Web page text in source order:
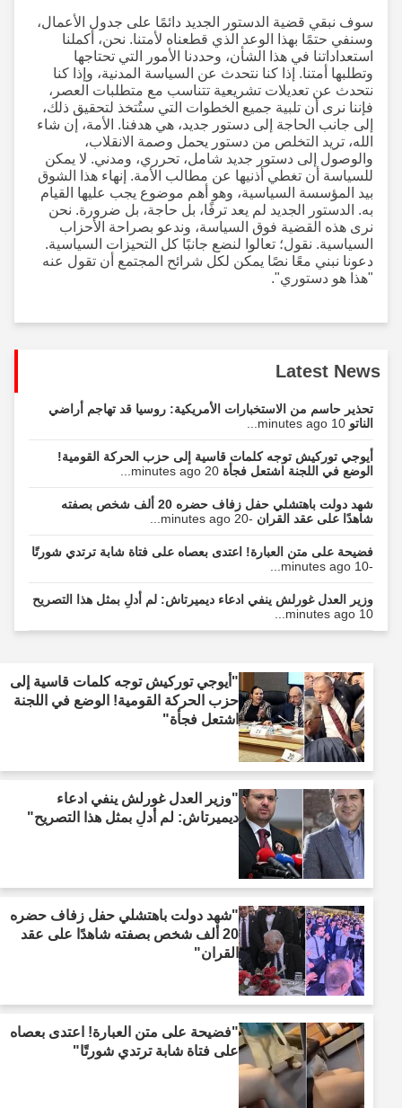
سوف نبقي قضية الدستور الجديد دائمًا على جدول الأعمال،
وسنفي حتمًا بهذا الوعد الذي قطعناه لأمتنا. نحن، أكملنا
استعداداتنا في هذا الشأن، وحددنا الأمور التي تحتاجها
وتطلبها أمتنا. إذا كنا نتحدث عن السياسة المدنية، وإذا كنا
نتحدث عن تعديلات تشريعية تتناسب مع متطلبات العصر،
فإننا نرى أن تلبية جميع الخطوات التي ستُتخذ لتحقيق ذلك،
إلى جانب الحاجة إلى دستور جديد، هي هدفنا. الأمة، إن شاء
الله، تريد التخلص من دستور يحمل وصمة الانقلاب،
والوصول إلى دستور جديد شامل، تحرري، ومدني. لا يمكن
للسياسة أن تغطي أذنيها عن مطالب الأمة. إنهاء هذا الشوق
بيد المؤسسة السياسية، وهو أهم موضوع يجب عليها القيام
به. الدستور الجديد لم يعد ترفًا، بل حاجة، بل ضرورة. نحن
نرى هذه القضية فوق السياسة، وندعو بصراحة الأحزاب
السياسية. نقول؛ تعالوا لنضع جانبًا كل التحيزات السياسية.
دعونا نبني معًا نصًا يمكن لكل شرائح المجتمع أن تقول عنه
"هذا هو دستوري".
Latest News
تحذير حاسم من الاستخبارات الأمريكية: روسيا قد تهاجم أراضي
الناتو10 minutes ago...
أيوجي توركيش توجه كلمات قاسية إلى حزب الحركة القومية!
الوضع في اللجنة اشتعل فجأة20 minutes ago...
شهد دولت باهتشلي حفل زفاف حضره 20 ألف شخص بصفته
شاهدًا على عقد القران -20 minutes ago...
فضيحة على متن العبارة! اعتدى بعصاه على فتاة شابة ترتدي شورتًا
وزير العدل غورلش ينفي ادعاء ديميرتاش: لم أدلِ بمثل هذا التصريح
"أيوجي توركيش توجه كلمات قاسية إلى
حزب الحركة القومية! الوضع في اللجنة
اشتعل فجأة"
"وزير العدل غورلش ينفي ادعاء
ديميرتاش: لم أدلِ بمثل هذا التصريح"
"شهد دولت باهتشلي حفل زفاف حضره
20 ألف شخص بصفته شاهدًا على عقد
القران"
"فضيحة على متن العبارة! اعتدى بعصاه
على فتاة شابة ترتدي شورتًا"